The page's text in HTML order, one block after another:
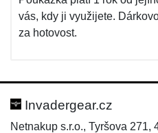
vás, kdy ji využijete.
za hotovost.
Invadergear.cz
Netnakup s.r.o., Tyršova 271,